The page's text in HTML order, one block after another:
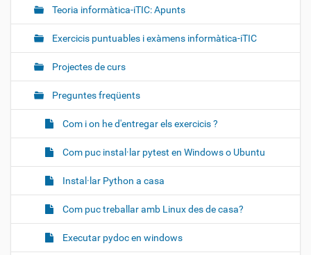
Teoria informàtica-iTIC: Apunts
Exercicis puntuables i exàmens informàtica-iTIC
Projectes de curs
Preguntes freqüents
Com i on he d'entregar els exercicis ?
Com puc instal·lar pytest en Windows o Ubuntu
Instal·lar Python a casa
Com puc treballar amb Linux des de casa?
Executar pydoc en windows